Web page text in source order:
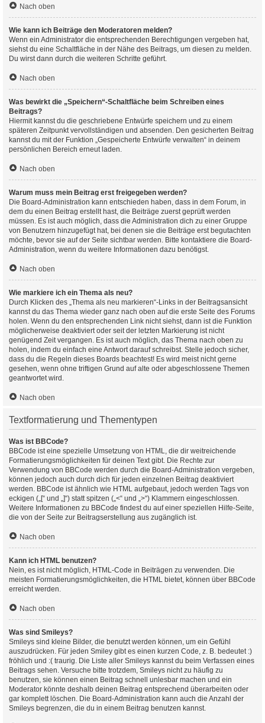
Nach oben
Wie kann ich Beiträge den Moderatoren melden?
Wenn ein Administrator die entsprechenden Berechtigungen vergeben hat,
siehst du eine Schaltfläche in der Nähe des Beitrags, um diesen zu melden.
Du wirst dann durch die weiteren Schritte geführt.
Nach oben
Was bewirkt die „Speichern“-Schaltfläche beim Schreiben eines
Beitrags?
Hiermit kannst du die geschriebene Entwürfe speichern und zu einem
späteren Zeitpunkt vervollständigen und absenden. Den gesicherten Beitrag
kannst du mit der Funktion „Gespeicherte Entwürfe verwalten“ in deinem
persönlichen Bereich erneut laden.
Nach oben
Warum muss mein Beitrag erst freigegeben werden?
Die Board-Administration kann entschieden haben, dass in dem Forum, in
dem du einen Beitrag erstellt hast, die Beiträge zuerst geprüft werden
müssen. Es ist auch möglich, dass die Administration dich zu einer Gruppe
von Benutzern hinzugefügt hat, bei denen sie die Beiträge erst begutachten
möchte, bevor sie auf der Seite sichtbar werden. Bitte kontaktiere die Board-
Administration, wenn du weitere Informationen dazu benötigst.
Nach oben
Wie markiere ich ein Thema als neu?
Durch Klicken des „Thema als neu markieren“-Links in der Beitragsansicht
kannst du das Thema wieder ganz nach oben auf die erste Seite des Forums
holen. Wenn du den entsprechenden Link nicht siehst, dann ist die Funktion
möglicherweise deaktiviert oder seit der letzten Markierung ist nicht
genügend Zeit vergangen. Es ist auch möglich, das Thema nach oben zu
holen, indem du einfach eine Antwort darauf schreibst. Stelle jedoch sicher,
dass du die Regeln dieses Boards beachtest! Es wird meist nicht gerne
gesehen, wenn ohne triftigen Grund auf alte oder abgeschlossene Themen
geantwortet wird.
Nach oben
Textformatierung und Thementypen
Was ist BBCode?
BBCode ist eine spezielle Umsetzung von HTML, die dir weitreichende
Formatierungsmöglichkeiten für deinen Text gibt. Die Rechte zur
Verwendung von BBCode werden durch die Board-Administration vergeben,
können jedoch auch durch dich für jeden einzelnen Beitrag deaktiviert
werden. BBCode ist ähnlich wie HTML aufgebaut, jedoch werden Tags von
eckigen („[“ und „]“) statt spitzen („<“ und „>“) Klammern eingeschlossen.
Weitere Informationen zu BBCode findest du auf einer speziellen Hilfe-Seite,
die von der Seite zur Beitragserstellung aus zugänglich ist.
Nach oben
Kann ich HTML benutzen?
Nein, es ist nicht möglich, HTML-Code in Beiträgen zu verwenden. Die
meisten Formatierungsmöglichkeiten, die HTML bietet, können über BBCode
erreicht werden.
Nach oben
Was sind Smileys?
Smileys sind kleine Bilder, die benutzt werden können, um ein Gefühl
auszudrücken. Für jeden Smiley gibt es einen kurzen Code, z. B. bedeutet :)
fröhlich und :( traurig. Die Liste aller Smileys kannst du beim Verfassen eines
Beitrags sehen. Versuche bitte trotzdem, Smileys nicht zu häufig zu
benutzen, sie können einen Beitrag schnell unlesbar machen und ein
Moderator könnte deshalb deinen Beitrag entsprechend überarbeiten oder
gar komplett löschen. Die Board-Administration kann auch die Anzahl der
Smileys begrenzen, die du in einem Beitrag benutzen kannst.